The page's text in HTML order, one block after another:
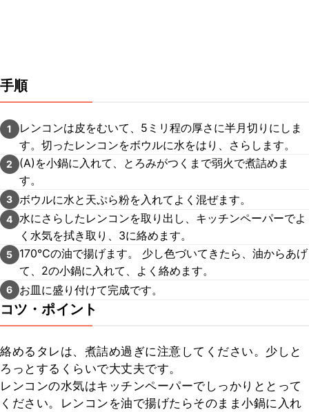
手順
1
レンコンは皮をむいて、5ミリ程の厚さに半月切りにしま
す。切ったレンコンをボウルに水をはり、さらします。
2
(A)を小鍋に入れて、とろみがつくまで弱火で煮詰めま
す。
3 ボウルに水と天ぷら粉を入れてよく混ぜます。
4 水にさらしたレンコンを取り出し、キッチンペーパーでよ
く水気を拭き取り、3に絡めます。
5
170℃の油で揚げます。 少し色づいてきたら、油からあげ
て、2の小鍋に入れて、よく絡めます。
6 お皿に盛り付けて完成です。
コツ・ポイント
絡めるタレは、煮詰め過ぎに注意してください。少しと
ろっとするくらいで大丈夫です。
レンコンの水気はキッチンペーパーでしっかりととって
ください。レンコンを油で揚げたらそのまま小鍋に入れ